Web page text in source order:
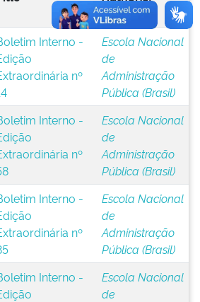
Interno -
nº
Escola Nacional
de
Administração
Pública (Brasil)
Interno -
nº
Escola Nacional
de
Administração
Pública (Brasil)
Interno -
nº
Escola Nacional
de
Administração
Pública (Brasil)
Interno -
Escola Nacional
de